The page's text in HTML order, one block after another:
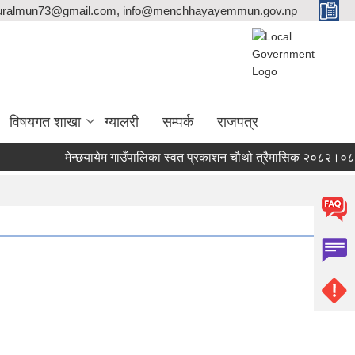
info@menchhayayemmun.gov.np
विषयगत शाखा ग्यालरी सम्पर्क राजपत्र
मेन्छयायेम गाउँपालिका स्वत प्रकाशन चौथो त्रैमासिक २०८२।०८३